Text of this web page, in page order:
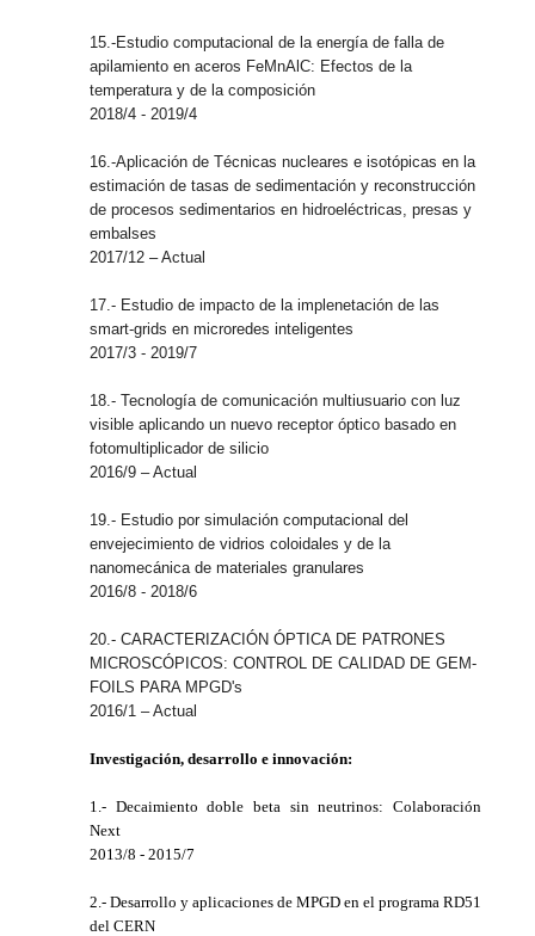
15.-Estudio computacional de la energía de falla de
apilamiento en aceros FeMnAlC: Efectos de la
temperatura y de la composición
2018/4 - 2019/4
16.-Aplicación de Técnicas nucleares e isotópicas en la
estimación de tasas de sedimentación y reconstrucción
de procesos sedimentarios en hidroeléctricas, presas y
embalses
2017/12 – Actual
17.- Estudio de impacto de la implenetación de las
smart-grids en microredes inteligentes
2017/3 - 2019/7
18.- Tecnología de comunicación multiusuario con luz
visible aplicando un nuevo receptor óptico basado en
fotomultiplicador de silicio
2016/9 – Actual
19.- Estudio por simulación computacional del
envejecimiento de vidrios coloidales y de la
nanomecánica de materiales granulares
2016/8 - 2018/6
20.- CARACTERIZACIÓN ÓPTICA DE PATRONES
MICROSCÓPICOS: CONTROL DE CALIDAD DE GEM-
FOILS PARA MPGD's
2016/1 – Actual
Investigación, desarrollo e innovación:
1.- Decaimiento doble beta sin neutrinos: Colaboración
Next
2013/8 - 2015/7
2.- Desarrollo y aplicaciones de MPGD en el programa RD51
del CERN